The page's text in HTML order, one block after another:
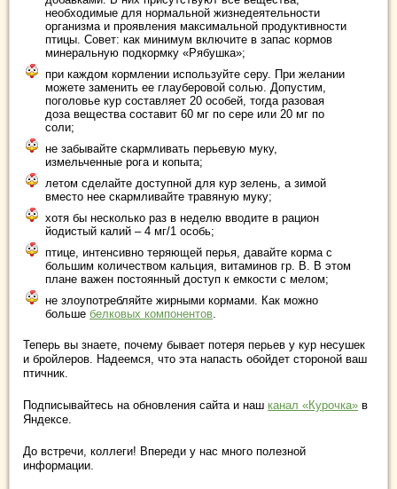
необходимые для нормальной жизнедеятельности
организма и проявления максимальной продуктивности
птицы. Совет: как минимум включите в запас кормов
минеральную подкормку «Рябушка»;
при каждом кормлении используйте серу. При желании
можете заменить ее глауберовой солью. Допустим,
поголовье кур составляет 20 особей, тогда разовая
доза вещества составит 60 мг по сере или 20 мг по
соли;
не забывайте скармливать перьевую муку,
измельченные рога и копыта;
летом сделайте доступной для кур зелень, а зимой
вместо нее скармливайте травяную муку;
хотя бы несколько раз в неделю вводите в рацион
йодистый калий – 4 мг/1 особь;
птице, интенсивно теряющей перья, давайте корма с
большим количеством кальция, витаминов гр. В. В этом
плане важен постоянный доступ к емкости с мелом;
не злоупотребляйте жирными кормами. Как можно
больше белковых компонентов
Теперь вы знаете, почему бывает потеря перьев у кур несушек
и бройлеров. Надеемся, что эта напасть обойдет стороной ваш
птичник.
Подписывайтесь на обновления сайта и наш канал «Курочка» в
Яндексе.
До встречи, коллеги! Впереди у нас много полезной
информации.